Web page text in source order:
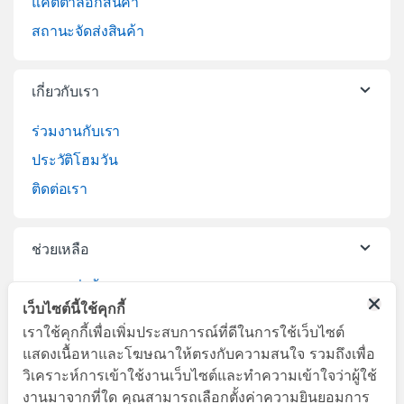
สถานะจัดส่งสินค้า
เกี่ยวกับเรา
ร่วมงานกับเรา
ประวัติโฮมวัน
ติดต่อเรา
ช่วยเหลือ
บริการจัดส่งสินค้า
เปลี่ยนคืนสินค้า
เว็บไซต์นี้ใช้คุกกี้
เราใช้คุกกี้เพื่อเพิ่มประสบการณ์ที่ดีในการใช้เว็บไซต์
แสดงเนื้อหาและโฆษณาให้ตรงกับความสนใจ รวมถึงเพื่อ
วิเคราะห์การเข้าใช้งานเว็บไซต์และทำความเข้าใจว่าผู้ใช้
งานมาจากที่ใด คุณสามารถเลือกตั้งค่าความยินยอมการ